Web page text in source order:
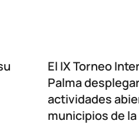
El IX Torneo
Palma
actividades
municipios de la